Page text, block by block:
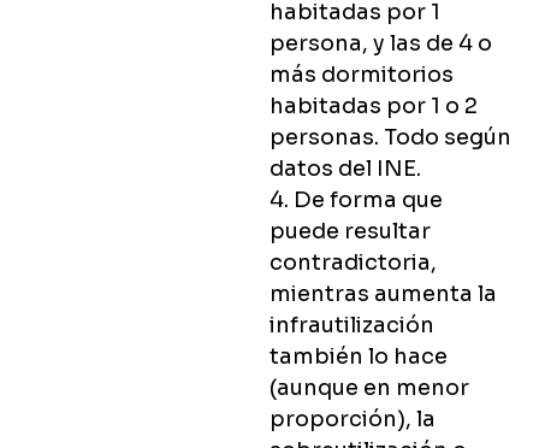
habitadas por 1
persona, y las de 4 o
más dormitorios
habitadas por 1 o 2
personas. Todo según
datos del INE.
4. De forma que
puede resultar
contradictoria,
mientras aumenta la
infrautilización
también lo hace
(aunque en menor
proporción), la